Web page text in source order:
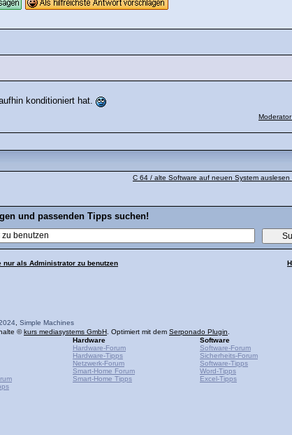
konditioniert hat.
C 64 / alte Software auf neuen System
und passenden Tipps suchen!
nur als Administrator zu benutzen
Simple Machines
©kurs mediasystems GmbH . Optimiert mit dem Serponado Plugin
Hardware
Hardware-Forum
Hardware-Tipps
Netzwerk-Forum
Smart-Home Forum
Smart-Home Tipps
Software
Software-Forum
Sicherheits-Forum
Software-Tipps
Word-Tipps
Excel-Tipps